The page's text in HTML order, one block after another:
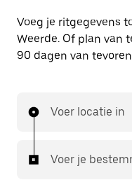
Voeg je ritgegevens
Weerde. Of plan van
90 dagen van
Voer locatie in
Voer je